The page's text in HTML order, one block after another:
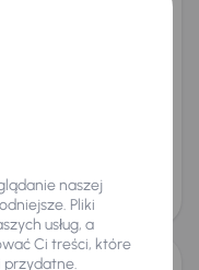
naszej
Pliki
usług, a
Ci treści, które
przydatne.